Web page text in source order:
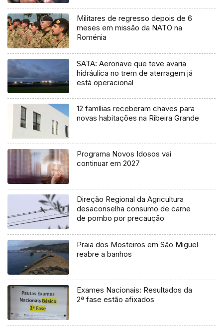
Militares de regresso depois de 6
meses em missão da NATO na
Roménia
SATA: Aeronave que teve avaria
hidráulica no trem de aterragem já
está operacional
12 famílias receberam chaves para
novas habitações na Ribeira Grande
Programa Novos Idosos vai
continuar em 2027
Direção Regional da Agricultura
desaconselha consumo de carne
de pombo por precaução
Praia dos Mosteiros em São Miguel
reabre a banhos
Exames Nacionais: Resultados da
2ª fase estão afixados